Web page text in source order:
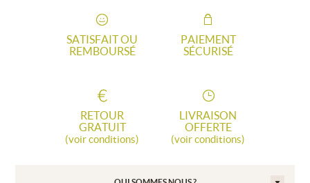
SATISFAIT OU
REMBOURSÉ
PAIEMENT
SÉCURISÉ
RETOUR
GRATUIT
(voir conditions)
LIVRAISON
OFFERTE
(voir conditions)